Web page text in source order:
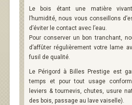
Le bois étant une matière
l’humidité, nous vous conseillons
d’éviter le contact avec l’eau.
Pour conserver un bon tranchant,
d’affûter régulièrement votre lame
fusil de qualité.
Le Périgord à Billes Prestige est
temps et pour tout usage
leviers & tournevis, chutes, usure
des bois, passage au lave vaiselle).